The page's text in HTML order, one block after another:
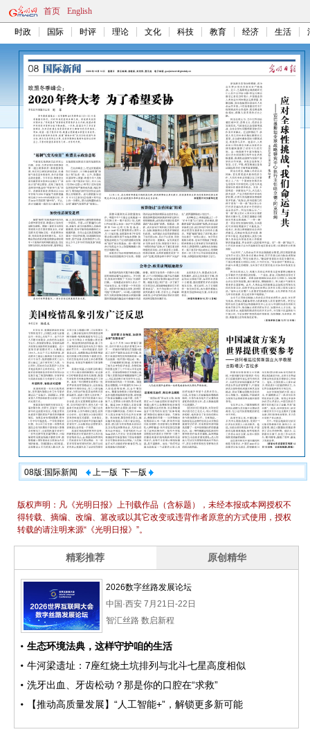
首页 English
时政 国际 时评 理论 文化 科技 教育 经济 生活
08版:国际新闻 上一版 下一版